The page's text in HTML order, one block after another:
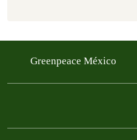
Greenpeace México